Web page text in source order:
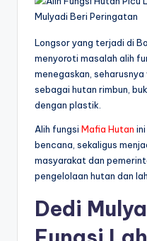
o
k
p
p
g
e
r
Longsor yang terjadi di
menyoroti masalah alih
menegaskan,
sebagai hutan rimbun,
dengan plastik.
Alih fungsi Mafia Hutan
bencana, sekaligus
masyarakat dan
pengelolaan hutan dan
Dedi